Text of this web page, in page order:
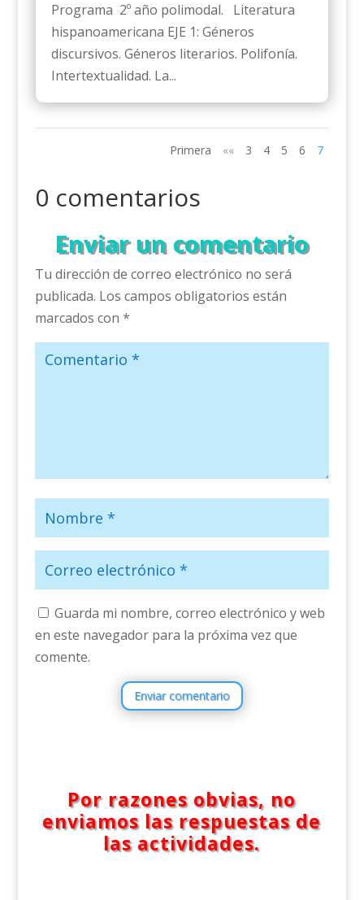
Programa 2º año polimodal. Literatura
hispanoamericana EJE 1: Géneros
discursivos. Géneros literarios. Polifonía.
Intertextualidad. La...
Primera «« 3 4 5 6 7
0 comentarios
Enviar un comentario
Tu dirección de correo electrónico no será
publicada. Los campos obligatorios están
marcados con *
Guarda mi nombre, correo electrónico y web
en este navegador para la próxima vez que
comente.
Enviar comentario
Por razones obvias, no
enviamos las respuestas de
las actividades.